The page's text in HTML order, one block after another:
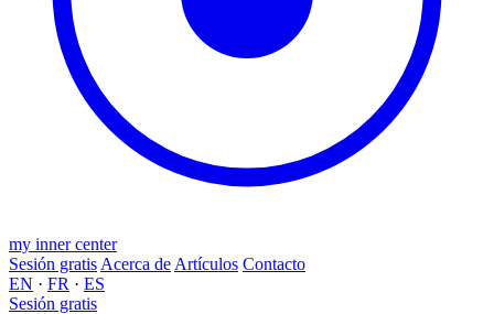
my inner center
Sesión gratis Acerca de Artículos Contacto
EN · FR · ES
Sesión gratis